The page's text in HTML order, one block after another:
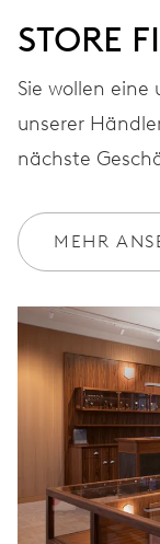
38 Std.
KALIBER
560
ABMESSUNGEN
Ø 17.20 mm, 7 3/
AUFZUG
Automatischer
FREQUENZ
28.800 A/h, 4
STORE
Sie wollen eine
unserer
nächste
MEHR